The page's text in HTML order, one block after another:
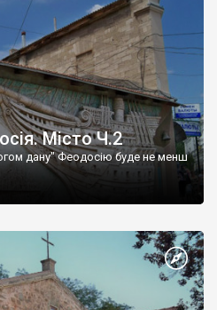
Місто Ч.2
дану" Феодосію буде не менш